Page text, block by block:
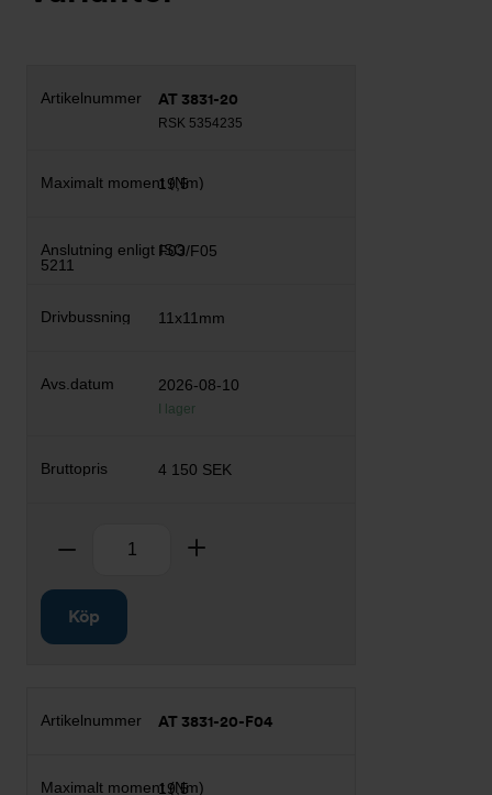
AT 3831-20
RSK 5354235
19,5
F03/F05
11x11mm
2026-08-10
I lager
4 150 SEK
Ta bort
Köp
AT 3831-20-F04
19,5